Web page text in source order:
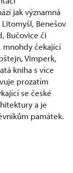
jak významná
Benešov
Bučovice či
mnohdy čekající
Vimperk,
kniha s více
prozatím
se české
a je
památek.